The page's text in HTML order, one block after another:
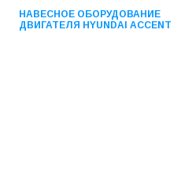
НАВЕСНОЕ ОБОРУДОВАНИЕ
ДВИГАТЕЛЯ HYUNDAI ACCENT